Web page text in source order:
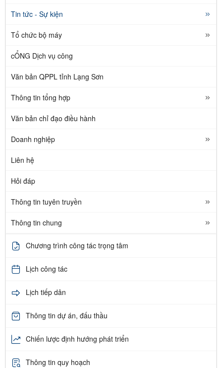
Tin tức - Sự kiện
Tổ chức bộ máy
cỔNG Dịch vụ công
Văn bản QPPL tỉnh Lạng Sơn
Thông tin tổng hợp
Văn bản chỉ đạo điều hành
Doanh nghiệp
Liên hệ
Hỏi đáp
Thông tin tuyên truyền
Thông tin chung
Chương trình công tác trọng tâm
Lịch công tác
Lịch tiếp dân
Thông tin dự án, đấu thầu
Chiến lược định hướng phát triển
Thông tin quy hoạch